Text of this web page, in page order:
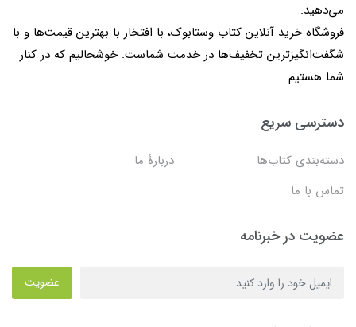
می‌دهید.
فروشگاه خرید آنلاین کتاب وستابوک، با افتخار با بهترین قیمت‌ها و با
شگفت‌انگیزترین تخفیف‌ها در خدمت شماست. خوشحالیم که در کنار
شما هستیم.
دسترسی سریع
دسته‌بندی کتاب‌ها
دربارۀ ما
تماس با ما
عضویت در خبرنامه
عضویت